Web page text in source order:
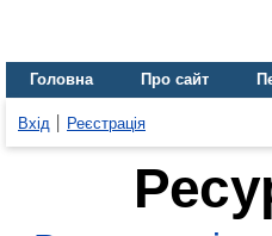
Головна Про сайт
Вхід Реєстрація